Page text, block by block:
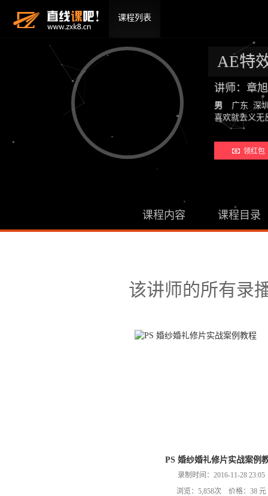
课程列表
AE特
讲师：章
男
广东 深
喜欢就去义
领红包
课程内容 课程目录
该讲师的所有录
PS 婚纱婚礼修片实战案例
录制时间：2016-11-28 23:05
浏览：5,858次 价格：38 元